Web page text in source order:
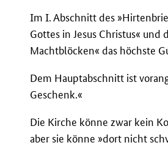
Im I. Abschnitt des
Gottes in Jesus Christus«
Machtblöcken« das höchste
Dem Hauptabschnitt ist
Geschenk.«
Die Kirche könne zwar kein
aber sie könne »dort nicht